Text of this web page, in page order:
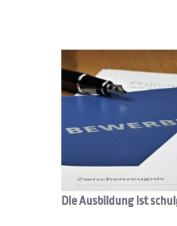
Die Ausbildung ist